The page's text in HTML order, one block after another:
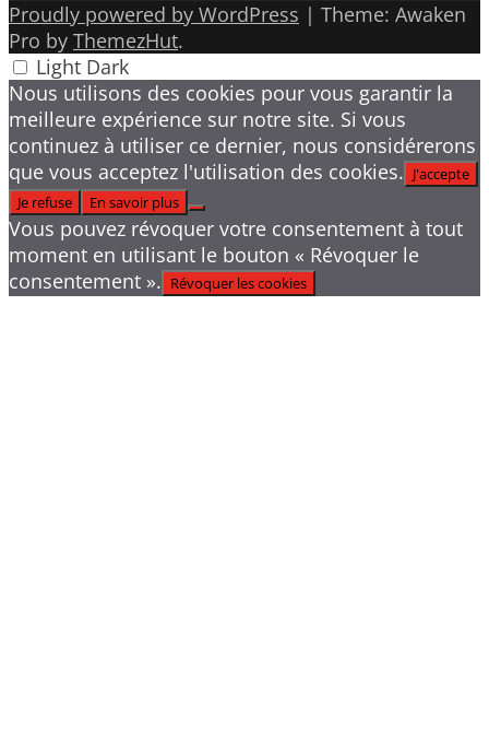
Proudly powered by WordPress | Theme: Awaken
Pro by ThemezHut.
Light Dark
Nous utilisons des cookies pour vous garantir la
meilleure expérience sur notre site. Si vous
continuez à utiliser ce dernier, nous considérerons
que vous acceptez l'utilisation des cookies. J'accepte
Je refuse
En savoir plus
Vous pouvez révoquer votre consentement à tout
moment en utilisant le bouton « Révoquer le
consentement ». Révoquer les cookies